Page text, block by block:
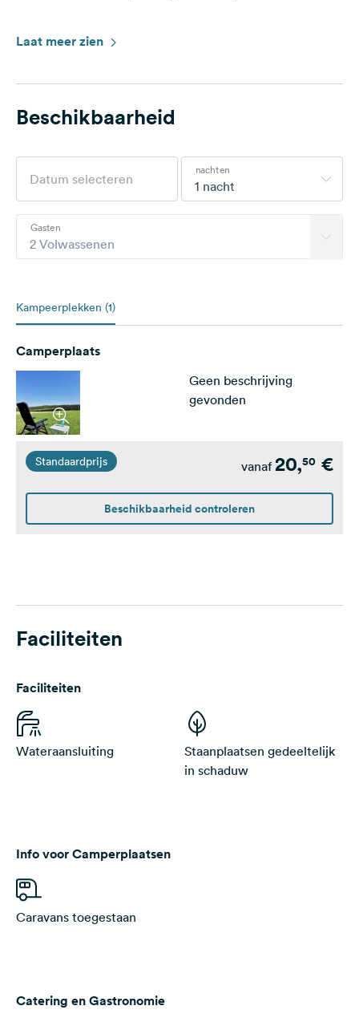
dag, 7 dagen per week, voornamelijk producten van onze
aardappelen, melk, boter, kaas, worst, vlees, olie,
appels, appelsap, dranken, koffiezetapparaat,
softijsmachine, etc.).
en veel klein gebak zoals Seelen, Weckle-pretzelsticks
en gistvlechtbrood.
Water kan ter plaatse worden bijgevuld na afspraak
Wij wensen u een rustgevende en ontspannende
Laat meer zien
Beschikbaarheid
1 nacht
nachten
2 Volwassenen
Gasten
Kampeerplekken (1)
Camperplaats
Geen beschrijving
gevonden
Standaardprijs vanaf 20,50 €
Beschikbaarheid controleren
Faciliteiten
Faciliteiten
Wateraansluiting
Staanplaatsen gedeeltelijk
in schaduw
Info voor Camperplaatsen
Caravans toegestaan
Catering en Gastronomie